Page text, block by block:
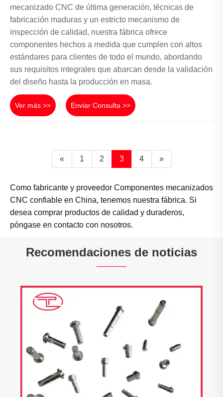
mecanizado CNC de última generación, técnicas de
fabricación maduras y un estricto mecanismo de
inspección de calidad, nuestra fábrica ofrece
componentes hechos a medida que cumplen con altos
estándares para clientes de todo el mundo, abordando
sus requisitos integrales que abarcan desde la validación
del diseño hasta la producción en masa.
Ver más >> Enviar Consulta >>
« 1 2 3 4 »
Como fabricante y proveedor Componentes mecanizados
CNC confiable en China, tenemos nuestra fábrica. Si
desea comprar productos de calidad y duraderos,
póngase en contacto con nosotros.
Recomendaciones de noticias